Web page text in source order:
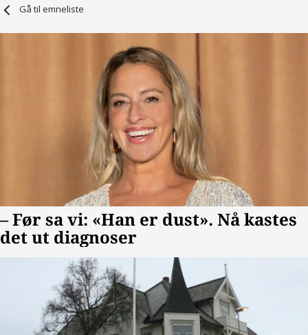
Gå til emneliste